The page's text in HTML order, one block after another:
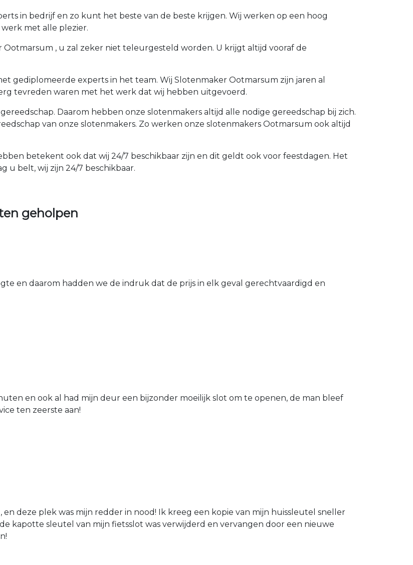
in bedrijf en zo kunt het beste van de beste krijgen. Wij werken op een hoog
met alle plezier.
, u zal zeker niet teleurgesteld worden. U krijgt altijd vooraf de
gediplomeerde experts in het team. Wij Slotenmaker Ootmarsum zijn jaren al
tevreden waren met het werk dat wij hebben uitgevoerd.
Daarom hebben onze slotenmakers altijd alle nodige gereedschap bij zich.
van onze slotenmakers. Zo werken onze slotenmakers Ootmarsum ook altijd
betekent ook dat wij 24/7 beschikbaar zijn en dit geldt ook voor feestdagen. Het
u belt, wij zijn 24/7 beschikbaar.
geholpen
en daarom hadden we de indruk dat de prijs in elk geval gerechtvaardigd en
en ook al had mijn deur een bijzonder moeilijk slot om te openen, de man bleef
ten zeerste aan!
deze plek was mijn redder in nood! Ik kreeg een kopie van mijn huissleutel sneller
kapotte sleutel van mijn fietsslot was verwijderd en vervangen door een nieuwe